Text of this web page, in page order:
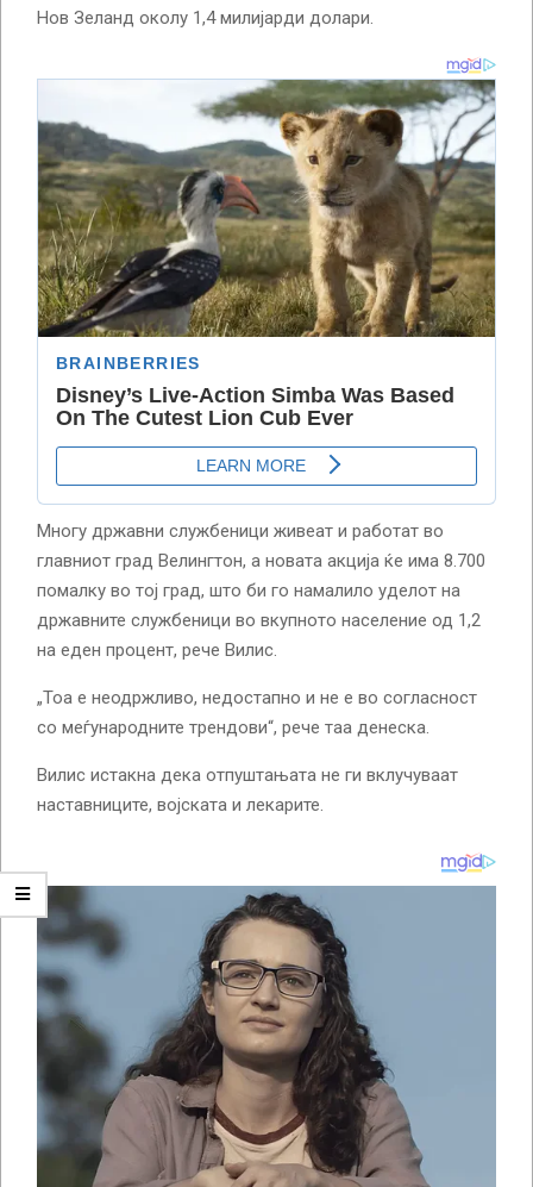
Нов Зеланд околу 1,4 милијарди долари.
Многу државни службеници живеат и работат во
главниот град Велингтон, а новата акција ќе има 8.700
помалку во тој град, што би го намалило уделот на
државните службеници во вкупното население од 1,2
на еден процент, рече Вилис.
„Тоа е неодржливо, недостапно и не е во согласност
со меѓународните трендови“, рече таа денеска.
Вилис истакна дека отпуштањата не ги вклучуваат
наставниците, војската и лекарите.